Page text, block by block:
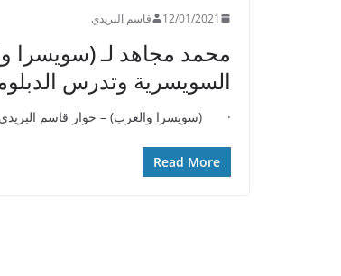
12/01/2021 قاسم البريدي
السويسرية وتدرس
· (سويسرا والعرب) – حوار قاسم البريدي:
Read More